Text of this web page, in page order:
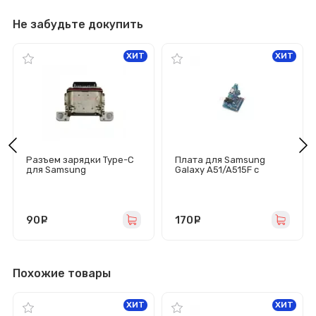
Не забудьте докупить
Разъем зарядки Type-C
для Samsung
ХИТ
90
Плата для Samsung
Galaxy A51/A515F с
ХИТ
170
Похожие товары
ХИТ ХИТ